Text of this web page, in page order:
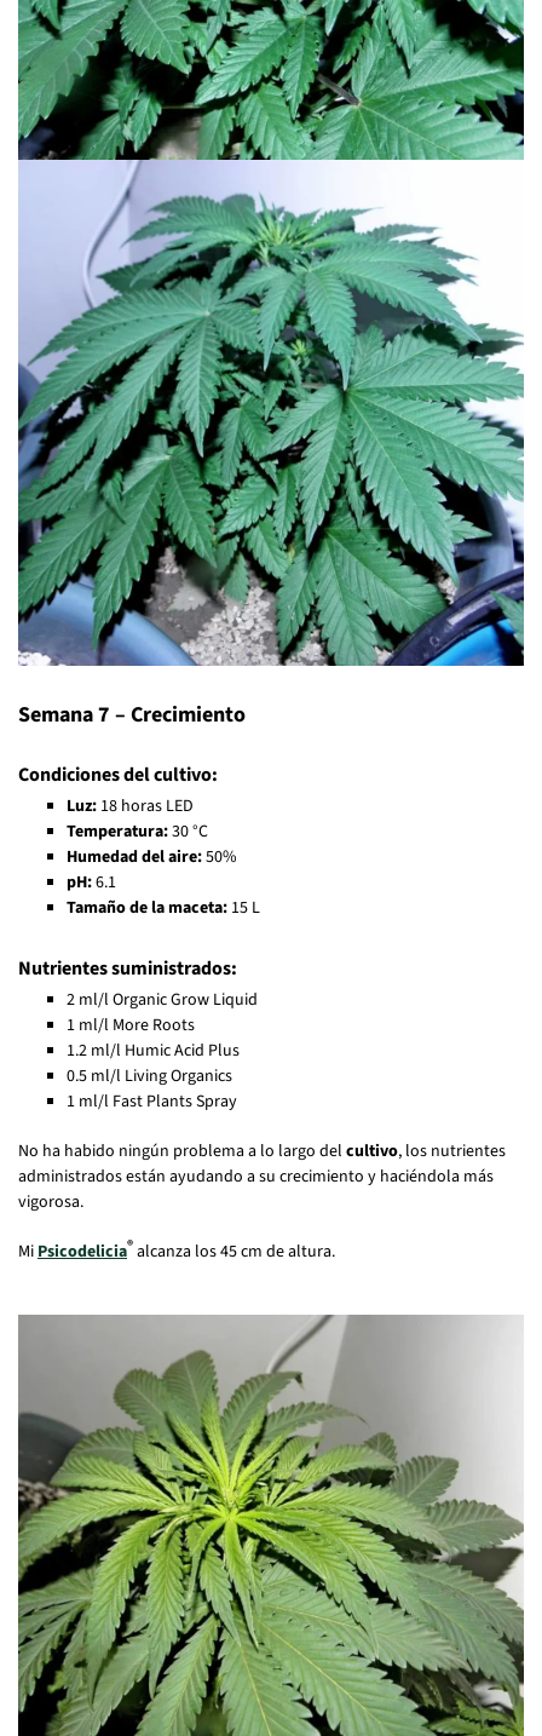
Semana 7 – Crecimiento
Condiciones del cultivo:
Luz: 18 horas LED
Temperatura:30 °C
Humedad del aire:50%
pH:6.1
Tamaño de la maceta: 15 L
Nutrientes suministrados:
2 ml/l Organic Grow Liquid
1 ml/l More Roots
1.2 ml/l Humic Acid Plus
0.5 ml/l Living Organics
1 ml/l Fast Plants Spray
No ha habido ningún problema a lo largo del cultivo, los nutrientes
administrados están ayudando a su crecimiento y haciéndola más
vigorosa.
Mi Psicodelicia® alcanza los 45 cm de altura.